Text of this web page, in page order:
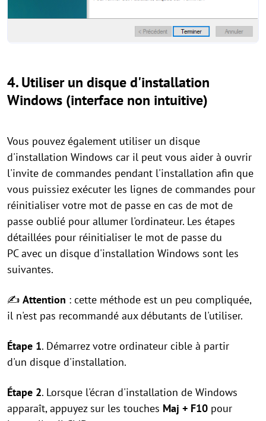
4. Utiliser un disque d'installation
Windows (interface non intuitive)
Vous pouvez également utiliser un disque
d'installation Windows car il peut vous aider à ouvrir
l'invite de commandes pendant l'installation afin que
vous puissiez exécuter les lignes de commandes pour
réinitialiser votre mot de passe en cas de mot de
passe oublié pour allumer l'ordinateur. Les étapes
détaillées pour réinitialiser le mot de passe du
PC avec un disque d'installation Windows sont les
suivantes.
✍ Attention : cette méthode est un peu compliquée,
il n'est pas recommandé aux débutants de l'utiliser.
Étape 1. Démarrez votre ordinateur cible à partir
d'un disque d'installation.
Étape 2. Lorsque l'écran d'installation de Windows
apparaît, appuyez sur les touches Maj + F10 pour